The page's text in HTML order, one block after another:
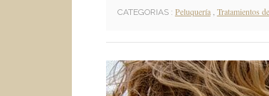
CATEGORIAS : Peluquería, Tratamientos